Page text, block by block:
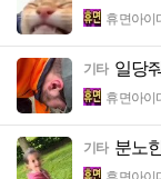
휴면아이
기타 일당
휴면아이
기타 분노